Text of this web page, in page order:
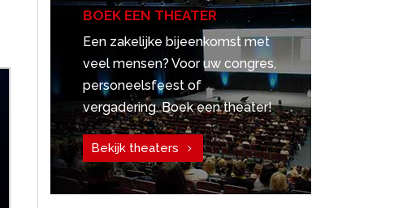
BOEK EEN THEATER
Een zakelijke bijeenkomst met
veel mensen? Voor uw congres,
personeelsfeest of
vergadering. Boek een theater!
Bekijk theaters